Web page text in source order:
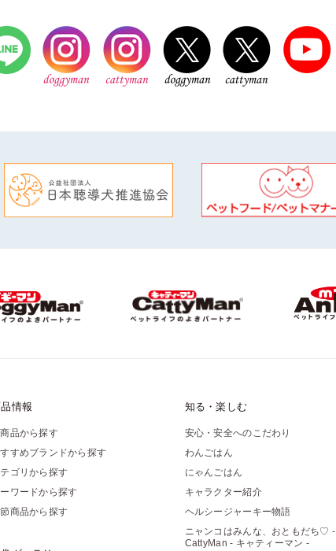
情報
品から探す
すめブランドから探す
ゴリから探す
ワードから探す
商品から探す
知る・楽しむ
安心・安全へのこだわり
わんごはん
にゃんごはん
キャラクター紹介
ヘルシージャーキー物語
ニャンコはみんな、おともだち♡ -
CattyMan - キャティーマン -